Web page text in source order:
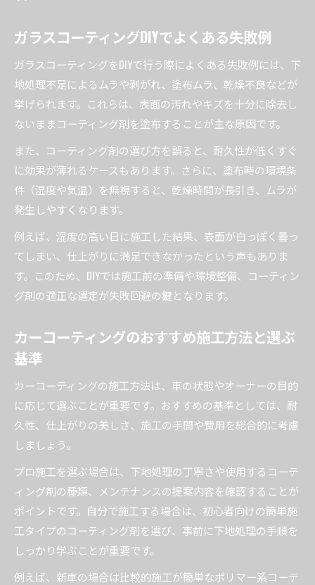
ガラスコーティングDIYでよくある失敗例
ガラスコーティングをDIYで行う際によくある失敗例には、下
地処理不足によるムラや剥がれ、塗布ムラ、乾燥不良などが
挙げられます。これらは、表面の汚れやキズを十分に除去し
ないままコーティング剤を塗布することが主な原因です。
また、コーティング剤の選び方を誤ると、耐久性が低くすぐ
に効果が薄れるケースもあります。さらに、塗布時の環境条
件（湿度や気温）を無視すると、乾燥時間が長引き、ムラが
発生しやすくなります。
例えば、湿度の高い日に施工した結果、表面が白っぽく曇っ
てしまい、仕上がりに満足できなかったという声もありま
す。このため、DIYでは施工前の準備や環境整備、コーティン
グ剤の適正な選定が失敗回避の鍵となります。
カーコーティングのおすすめ施工方法と選ぶ
基準
カーコーティングの施工方法は、車の状態やオーナーの目的
に応じて選ぶことが重要です。おすすめの基準としては、耐
久性、仕上がりの美しさ、施工の手間や費用を総合的に考慮
しましょう。
プロ施工を選ぶ場合は、下地処理の丁寧さや使用するコーテ
ィング剤の種類、メンテナンスの提案内容を確認することが
ポイントです。自分で施工する場合は、初心者向けの簡単施
工タイプのコーティング剤を選び、事前に下地処理の手順を
しっかり学ぶことが重要です。
例えば、新車の場合は比較的施工が簡単なポリマー系コーテ